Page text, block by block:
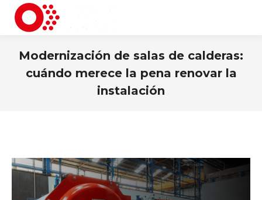
Modernización de salas de calderas:
cuándo merece la pena renovar la
instalación